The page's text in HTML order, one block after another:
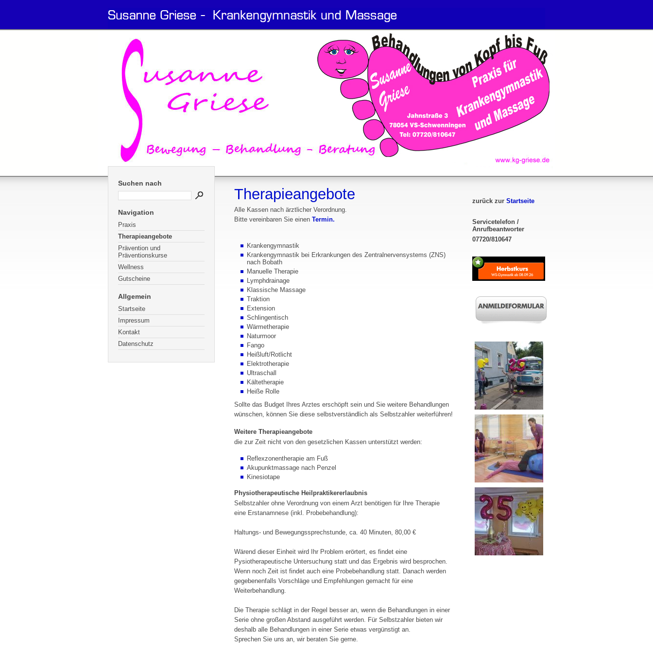
Suchen nach
Navigation
Praxis
Therapieangebote
Prävention und
Präventionskurse
Wellness
Gutscheine
Allgemein
Startseite
Impressum
Kontakt
Datenschutz
Therapieangebote
Alle Kassen nach ärztlicher Verordnung.
Bitte vereinbaren Sie einen Termin.
Krankengymnastik
Krankengymnastik bei Erkrankungen des Zentralnervensystems (ZNS)
nach Bobath
Manuelle Therapie
Lymphdrainage
Klassische Massage
Traktion
Extension
Schlingentisch
Wärmetherapie
Naturmoor
Fango
Heißluft/Rotlicht
Elektrotherapie
Ultraschall
Kältetherapie
Heiße Rolle
Sollte das Budget Ihres Arztes erschöpft sein und Sie weitere Behandlungen
wünschen, können Sie diese selbstverständlich als Selbstzahler weiterführen!
Weitere Therapieangebote
die zur Zeit nicht von den gesetzlichen Kassen unterstützt werden:
Reflexzonentherapie am Fuß
Akupunktmassage nach Penzel
Kinesiotape
Physiotherapeutische Heilpraktikererlaubnis
Selbstzahler ohne Verordnung von einem Arzt benötigen für Ihre Therapie
eine Erstanamnese (inkl. Probebehandlung):
Haltungs- und Bewegungssprechstunde, ca. 40 Minuten, 80,00 €
Wärend dieser Einheit wird Ihr Problem erörtert, es findet eine
Pysiotherapeutische Untersuchung statt und das Ergebnis wird besprochen.
Wenn noch Zeit ist findet auch eine Probebehandlung statt. Danach werden
gegebenenfalls Vorschläge und Empfehlungen gemacht für eine
Weiterbehandlung.
Die Therapie schlägt in der Regel besser an, wenn die Behandlungen in einer
Serie ohne großen Abstand ausgeführt werden. Für Selbstzahler bieten wir
deshalb alle Behandlungen in einer Serie etwas vergünstigt an.
Sprechen Sie uns an, wir beraten Sie gerne.
zurück zur Startseite
Servicetelefon /
Anrufbeantworter
07720/810647